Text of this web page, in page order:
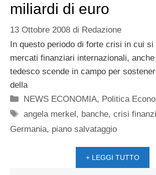
miliardi di euro
13 Ottobre 2008 di Redazione
In questo periodo di forte crisi in cui si
mercati finanziari internazionali,
tedesco scende in campo per
della
Categorie
NEWS ECONOMIA, Politica
Tag
angela merkel, banche,crisi
Germania, piano salvataggio
+ LEGGI TUTTO